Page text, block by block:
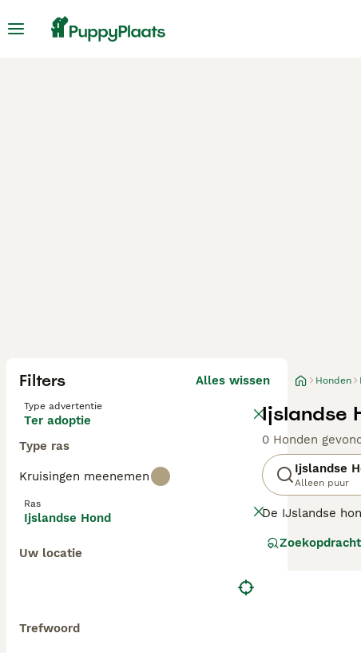
Filters Alles wissen
Type advertentie
Ter adoptie
Type ras
Kruisingen meenemen
Ras
Ijslandse Hond
Uw locatie
Trefwoord
Honden
Ijslandse
0 Honden
Ijslandse
Alleen puur
De IJslandse